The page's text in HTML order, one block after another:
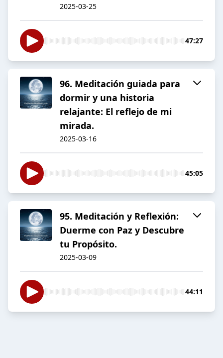
2025-03-25
47:27
96. Meditación guiada para
dormir y una historia
relajante: El reflejo de mi
mirada.
2025-03-16
45:05
95. Meditación y Reflexión:
Duerme con Paz y Descubre
tu Propósito.
2025-03-09
44:11